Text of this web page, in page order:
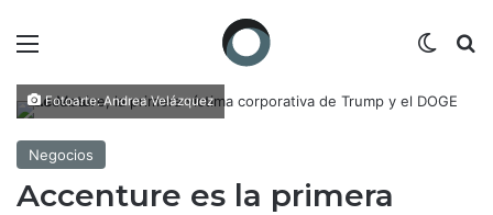
Fotoarte: Andrea Velázquez
Negocios
Accenture es la primera